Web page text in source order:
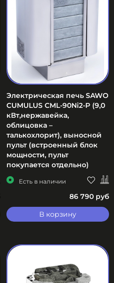
Электрическая печь SAWO
CUMULUS CML-90Ni2-P (9,0
кВт,нержавейка,
облицовка –
талькохлорит), выносной
пульт (встроенный блок
мощности, пульт
покупается отдельно)
Есть в наличии
86 790 руб
В корзину